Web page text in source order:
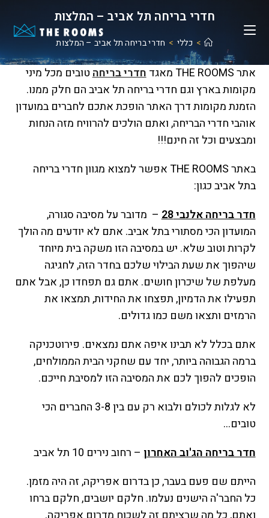
content
חדרי בריחה תל אביב – המלצות
> כללי > חדרי בריחה תל אביב – המלצות
אתר THE ROOMS מאגד חדרי בריחהטובים מכל מיני
מקומות בארץ וגם חדרי בריחה תל אביב הם חלק ממנו.
הזמנת מקומות דרך האתר הופכת אתכם לחברים במועדון
אוהבי חדרי הבריחה, ואתם הולכים להרוויח מזה הנחות
ומבצעים וכל זה חינם!!!
באתר THE ROOMS אפשר למצוא מגוון חדרי בריחה
בתל אביב כגון:
חדר בריחה אלנבי 28
– מדובר על מסיבה סגורה,
המועדון הכי מסתורי בתל אביב. אתם לא יודעים מה הולך
לקרות וטוב שלא. יש במסיבה הזו משקה בית מיוחד
שיהפוך את שעת הבילוי שלכם בחדר הזה, לחגיגה
מעלפת של שיכרון חושים. אתם גם תפחדו כן, אבל אתם
תפעילו את הדמיון, תפצחו את החידות, תמצאו את
הרמזים ותצאו משם כמו גדולים.
אתם בכלל לא תבינו איפה אתם נמצאים. פירוטכניקה
ברמה הגבוהה ביותר, יחד עם שחקני הבית הממולחים,
הופכים להפוך לכם את המסיבה הזו למסיבת חייכם.
לא לגלות לכולם ולבוא רק עם בין 3-8 החברים הכי
טובים…
חדר בריחה הג'וב האחרון– רחוב נירים 10 תל אביב
הייתם שם פעם בעבר, כן בדרום אפריקה, זה היה מזמן.
כל החבר'ה הישנים נעלמו. חלקם יושבים, חלקם ברחו